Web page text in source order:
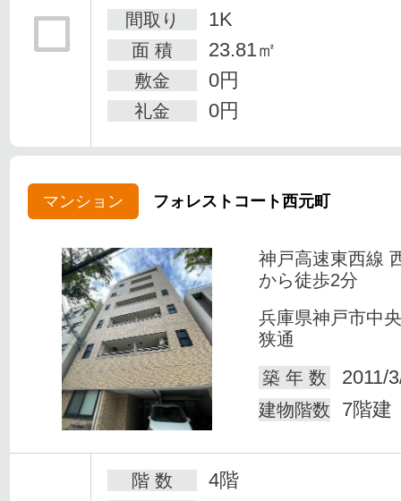
間取り
1K
面 積 23.81㎡
敷金 0円
礼金 0円
マンション フォレストコート西元町
神戸高速東西線
から徒歩2分
兵庫県神戸市中
狭通
築 年 数
2011/
建物階数 7階建
階 数 4階